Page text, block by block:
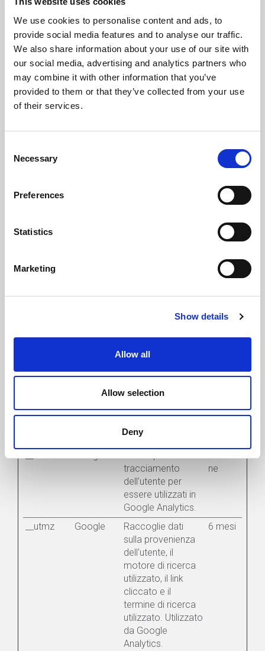
We use cookies to personalise content and ads, to
provide social media features and to analyse our traffic.
We also share information about your use of our site with
our social media, advertising and analytics partners who
may combine it with other information that you’ve
provided to them or that they’ve collected from your use
of their services.
Selection
Necessary
Preferences
Statistics
Marketing
Show details
Allow all
Allow selection
Deny
che un utente ha
internet, oltre che
le dati per la prima
visita e la visita più
recente. Utilizzato
da Google
uscita dal sito da
parte dell'utente.
Google Analytics
per calcolare la
al sito.
Sessio
ne
Google
Utilizzato per
limitare la velocità
sito.
giorno
__utmv Google
Salva i parametri di
tracciamento
dell'utente per
essere utilizzati in
Google Analytics.
Sessio
ne
__utmz Google
Raccoglie dati
sulla provenienza
dell'utente, il
motore di ricerca
utilizzato, il link
cliccato e il
termine di ricerca
utilizzato. Utilizzato
da Google
Analytics.
6 mesi